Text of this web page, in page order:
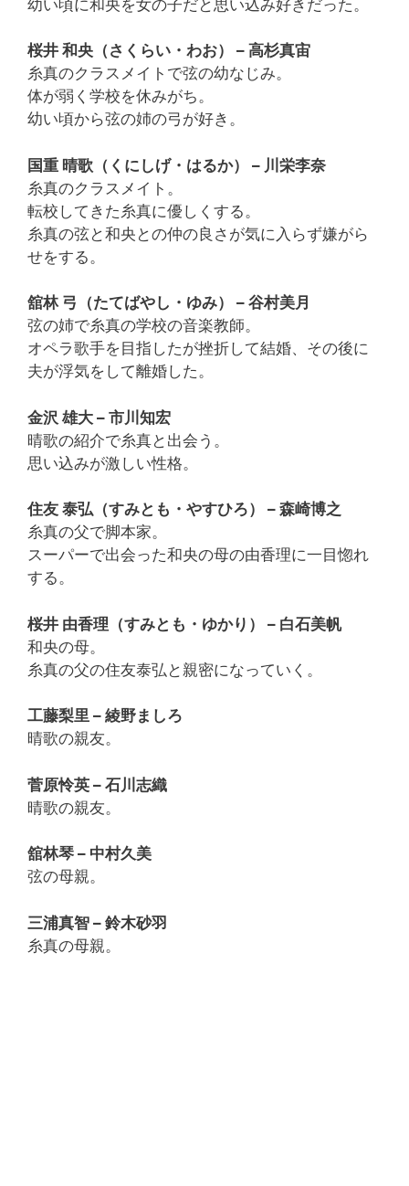
幼い頃に和央を女の子だと思い込み好きだった。
桜井 和央（さくらい・わお） – 高杉真宙
糸真のクラスメイトで弦の幼なじみ。
体が弱く学校を休みがち。
幼い頃から弦の姉の弓が好き。
国重 晴歌（くにしげ・はるか） – 川栄李奈
糸真のクラスメイト。
転校してきた糸真に優しくする。
糸真の弦と和央との仲の良さが気に入らず嫌がら
せをする。
舘林 弓（たてばやし・ゆみ） – 谷村美月
弦の姉で糸真の学校の音楽教師。
オペラ歌手を目指したが挫折して結婚、その後に
夫が浮気をして離婚した。
金沢 雄大 – 市川知宏
晴歌の紹介で糸真と出会う。
思い込みが激しい性格。
住友 泰弘（すみとも・やすひろ） – 森崎博之
糸真の父で脚本家。
スーパーで出会った和央の母の由香理に一目惚れ
する。
桜井 由香理（すみとも・ゆかり） – 白石美帆
和央の母。
糸真の父の住友泰弘と親密になっていく。
工藤梨里 – 綾野ましろ
晴歌の親友。
菅原怜英 – 石川志織
晴歌の親友。
舘林琴 – 中村久美
弦の母親。
三浦真智 – 鈴木砂羽
糸真の母親。